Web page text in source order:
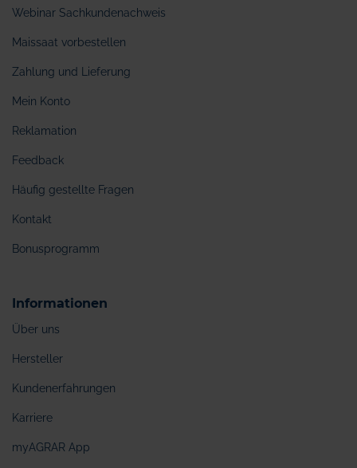
Webinar Sachkundenachweis
Maissaat vorbestellen
Zahlung und Lieferung
Mein Konto
Reklamation
Feedback
Häufig gestellte Fragen
Kontakt
Bonusprogramm
Informationen
Über uns
Hersteller
Kundenerfahrungen
Karriere
myAGRAR App